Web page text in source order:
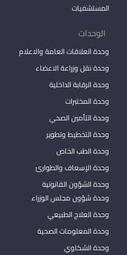
المستشفيات
الوحدات
وحدة العلاقات العامة والاعلام
وحدة نقل وزراعة الاعضاء
وحدة الرقابة الداخلية
وحدة المختبرات
وحدة التأمين الصحي
وحدة التخطيط وتطوير
وحدة الطب الخاص
وحدة الإسعاف والطوارئ
وحدة الشؤون القانونية
وحدة شؤون مجلس الوزراء
وحدة العلاج الطبيعي
وحدة المعلومات الصحية
وحدة الشكاوي